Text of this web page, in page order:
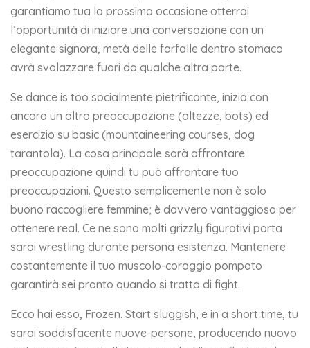
garantiamo tua la prossima occasione otterrai
l’opportunità di iniziare una conversazione con un
elegante signora, metà delle farfalle dentro stomaco
avrà svolazzare fuori da qualche altra parte.
Se dance is too socialmente pietrificante, inizia con
ancora un altro preoccupazione (altezze, bots) ed
esercizio su basic (mountaineering courses, dog
tarantola). La cosa principale sarà affrontare
preoccupazione quindi tu può affrontare tuo
preoccupazioni. Questo semplicemente non è solo
buono raccogliere femmine; è davvero vantaggioso per
ottenere real. Ce ne sono molti grizzly figurativi porta
sarai wrestling durante persona esistenza. Mantenere
costantemente il tuo muscolo-coraggio pompato
garantirà sei pronto quando si tratta di fight.
Ecco hai esso, Frozen. Start sluggish, e in a short time, tu
sarai soddisfacente nuove-persone, producendo nuovo